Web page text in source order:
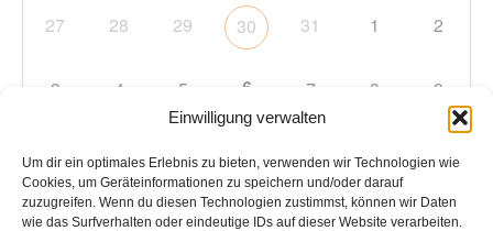
Einwilligung verwalten
Um dir ein optimales Erlebnis zu bieten, verwenden wir Technologien wie
Cookies, um Geräteinformationen zu speichern und/oder darauf
zuzugreifen. Wenn du diesen Technologien zustimmst, können wir Daten
wie das Surfverhalten oder eindeutige IDs auf dieser Website verarbeiten.
27 28 29 30 31 1 2
3 4 5 6 7 8 9
10 11 12 13 14 15
17 18 19 20 21 22 23